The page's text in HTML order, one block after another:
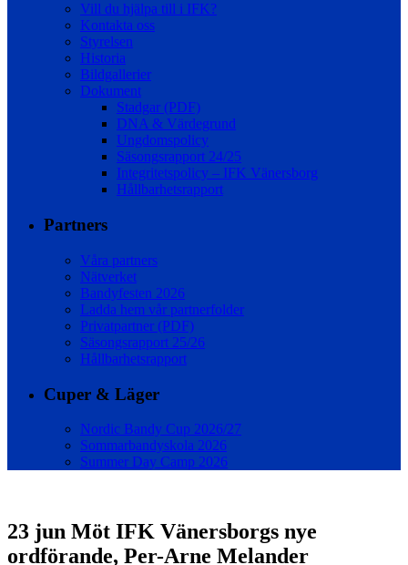
Vill du hjälpa till i IFK?
Kontakta oss
Styrelsen
Historia
Bildgallerier
Dokument
Stadgar (PDF)
DNA & Värdegrund
Ungdomspolicy
Säsongsrapport 24/25
Integritetspolicy – IFK Vänersborg
Hållbarhetsrapport
Partners
Våra partners
Nätverket
Bandyfesten 2026
Ladda hem vår partnerfolder
Privatpartner (PDF)
Säsongsrapport 25/26
Hållbarhetsrapport
Cuper & Läger
Nordic Bandy Cup 2026/27
Sommarbandyskola 2026
Summer Day Camp 2026
23 jun Möt IFK Vänersborgs nye
ordförande, Per-Arne Melander